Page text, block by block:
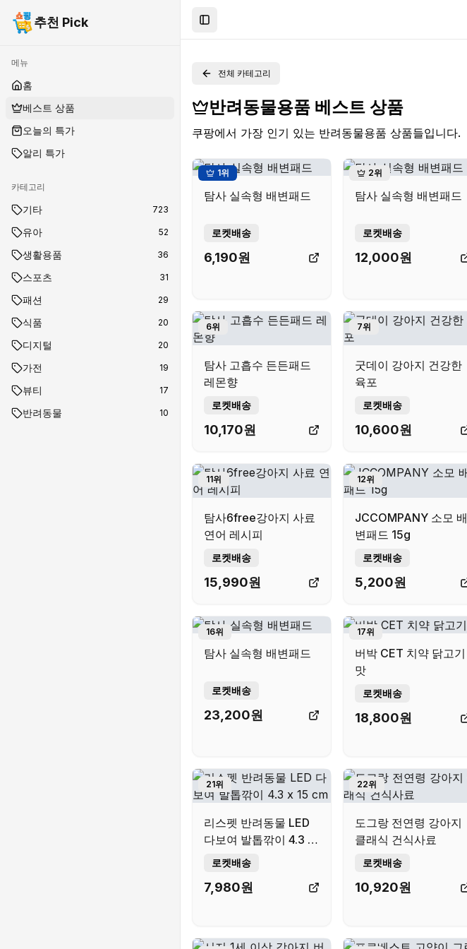
추천 Pick
메뉴
홈
베스트 상품
오늘의 특가
알리 특가
카테고리
기타 723
유아 52
생활용품 36
스포츠 31
패션 29
식품 20
디지털 20
가전 19
뷰티 17
반려동물 10
Toggle Sidebar
전체 카테고리
반려동물용품 베스트 상품
쿠팡에서 가장 인기 있는 반려동물용품 상품들입니다.
1위
탐사 실속형 배변패드
로켓배송
6,190원
2위
탐사 실속형 배변패드
로켓배송
12,000원
6위
탐사 고흡수 든든패드
레몬향
로켓배송
10,170원
7위
굿데이 강아지 건강한
육포
로켓배송
10,600원
11위
탐사6free강아지 사료
연어 레시피
로켓배송
15,990원
12위
JCCOMPANY 소모 배
변패드 15g
로켓배송
5,200원
16위
탐사 실속형 배변패드
로켓배송
23,200원
17위
버박 CET 치약 닭고기
맛
로켓배송
18,800원
21위
리스펫 반려동물 LED
다보여 발톱깎이 4.3 x
15 cm
로켓배송
7,980원
22위
도그랑 전연령 강아지
클래식 건식사료
로켓배송
10,920원